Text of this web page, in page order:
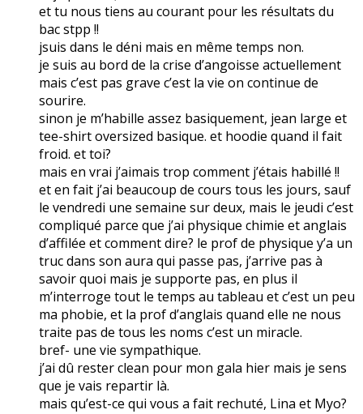
et tu nous tiens au courant pour les résultats du
bac stpp !!
jsuis dans le déni mais en même temps non.
je suis au bord de la crise d’angoisse actuellement
mais c’est pas grave c’est la vie on continue de
sourire.
sinon je m’habille assez basiquement, jean large et
tee-shirt oversized basique. et hoodie quand il fait
froid. et toi?
mais en vrai j’aimais trop comment j’étais habillé !!
et en fait j’ai beaucoup de cours tous les jours, sauf
le vendredi une semaine sur deux, mais le jeudi c’est
compliqué parce que j’ai physique chimie et anglais
d’affilée et comment dire? le prof de physique y’a un
truc dans son aura qui passe pas, j’arrive pas à
savoir quoi mais je supporte pas, en plus il
m’interroge tout le temps au tableau et c’est un peu
ma phobie, et la prof d’anglais quand elle ne nous
traite pas de tous les noms c’est un miracle.
bref- une vie sympathique.
j’ai dû rester clean pour mon gala hier mais je sens
que je vais repartir là.
mais qu’est-ce qui vous a fait rechuté, Lina et Myo?